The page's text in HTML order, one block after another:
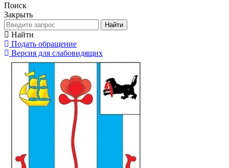
Поиск
Закрыть
Найти
Найти
Подать обращение
Версия для слабовидящих